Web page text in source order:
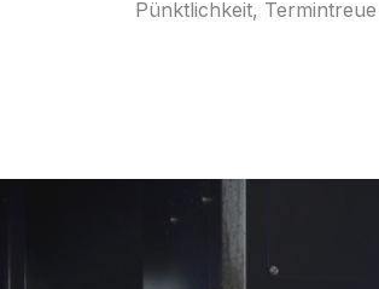
Pünktlichkeit,